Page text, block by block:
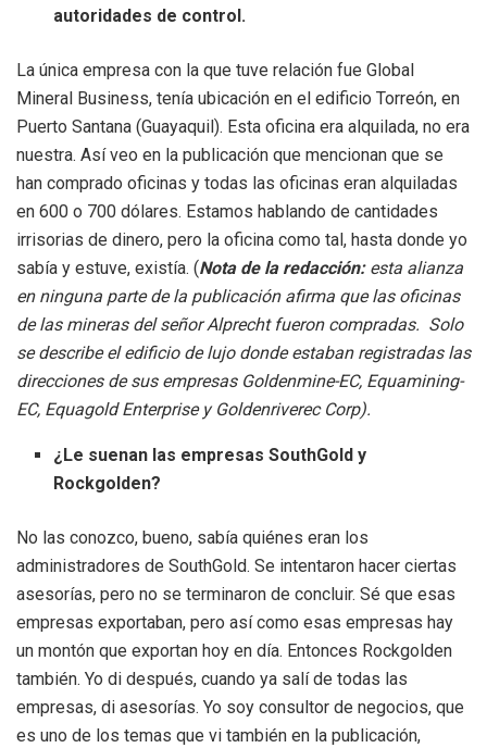
autoridades de control.
La única empresa con la que tuve relación fue Global
Mineral Business, tenía ubicación en el edificio Torreón, en
Puerto Santana (Guayaquil). Esta oficina era alquilada, no era
nuestra. Así veo en la publicación que mencionan que se
han comprado oficinas y todas las oficinas eran alquiladas
en 600 o 700 dólares. Estamos hablando de cantidades
irrisorias de dinero, pero la oficina como tal, hasta donde yo
sabía y estuve, existía. (Nota de la redacción:esta alianza
en ninguna parte de la publicación afirma que las oficinas
de las mineras del señor Alprecht fueron compradas. Solo
se describe el edificio de lujo donde estaban registradas las
direcciones de sus empresas Goldenmine-EC, Equamining-
EC, Equagold Enterprise y Goldenriverec Corp).
¿Le suenan las empresas SouthGold y
Rockgolden?
No las conozco, bueno, sabía quiénes eran los
administradores de SouthGold. Se intentaron hacer ciertas
asesorías, pero no se terminaron de concluir. Sé que esas
empresas exportaban, pero así como esas empresas hay
un montón que exportan hoy en día. Entonces Rockgolden
también. Yo di después, cuando ya salí de todas las
empresas, di asesorías. Yo soy consultor de negocios, que
es uno de los temas que vi también en la publicación,